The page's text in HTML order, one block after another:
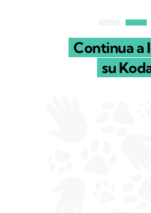
Continua a
su